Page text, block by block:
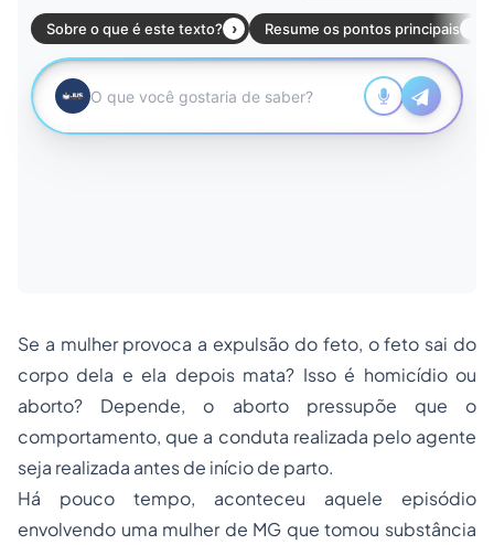
Se a mulher provoca a expulsão do feto, o feto sai do
corpo dela e ela depois mata? Isso é homicídio ou
aborto? Depende, o aborto pressupõe que o
comportamento, que a conduta realizada pelo agente
seja realizada antes de início de parto.
Há pouco tempo, aconteceu aquele episódio
envolvendo uma mulher de MG que tomou substância